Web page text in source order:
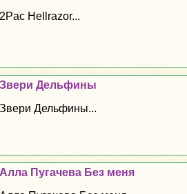
2Pac Hellrazor...
Звери Дельфины
Звери Дельфины...
Алла Пугачева Без меня